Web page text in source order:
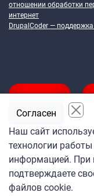
отношении обработки
интернет
DrupalCoder —
Подпишитесь
на ежедневную
«Кабельщика»
Наш сайт
технологии
информацией. При
подтверждаете
файлов cookie.
Согласен